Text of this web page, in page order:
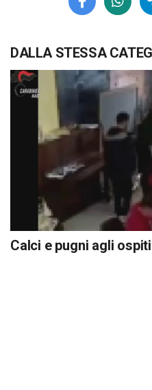
DALLA STESSA
Calci e pugni agli ospiti